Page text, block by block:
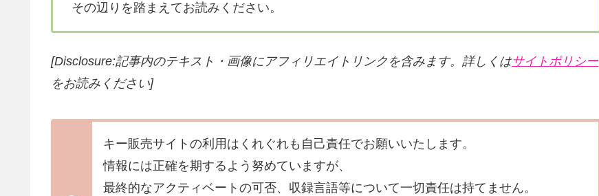
その辺りを踏まえてお読みください。
[Disclosure:記事内のテキスト・画像にアフィリエイトリンクを含みます。詳しくはサイトポリシー
をお読みください]
キー販売サイトの利用はくれぐれも自己責任でお願いいたします。
情報には正確を期するよう努めていますが、
最終的なアクティベートの可否、収録言語等について一切責任は持てません。